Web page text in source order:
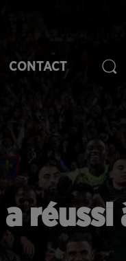
CONTACT